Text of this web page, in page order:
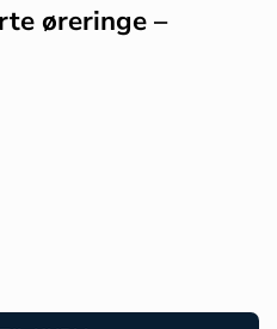
øreringe –
- 742752 antal